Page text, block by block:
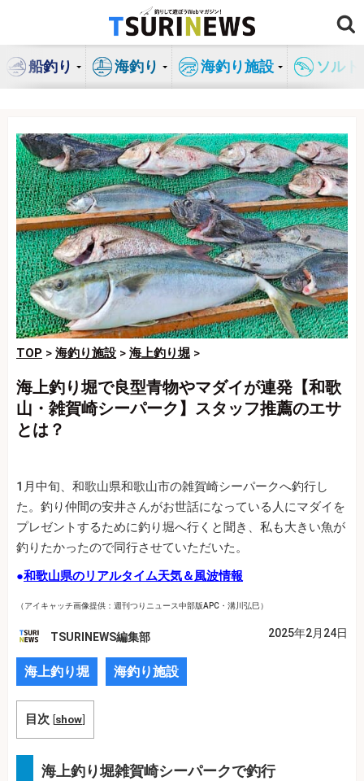
ン
船釣り 海釣り 海釣り施設 ソル
TOP > 海釣り施設 > 海上釣り堀 >
海上釣り堀で良型青物やマダイが連発【和歌
山・雑賀崎シーパーク】スタッフ推薦のエサ
とは？
1月中旬、和歌山県和歌山市の雑賀崎シーパークへ釣行し
た。釣り仲間の安井さんがお世話になっている人にマダイを
プレゼントするために釣り堀へ行くと聞き、私も大きい魚が
釣りたかったので同行させていただいた。
●和歌山県のリアルタイム天気＆風波情報
（アイキャッチ画像提供：週刊つりニュース中部版APC・溝川弘巳）
TSURINEWS編集部 2025年2月24日
海上釣り堀 海釣り施設
目次 [show]
海上釣り堀雑賀崎シーパークで釣行